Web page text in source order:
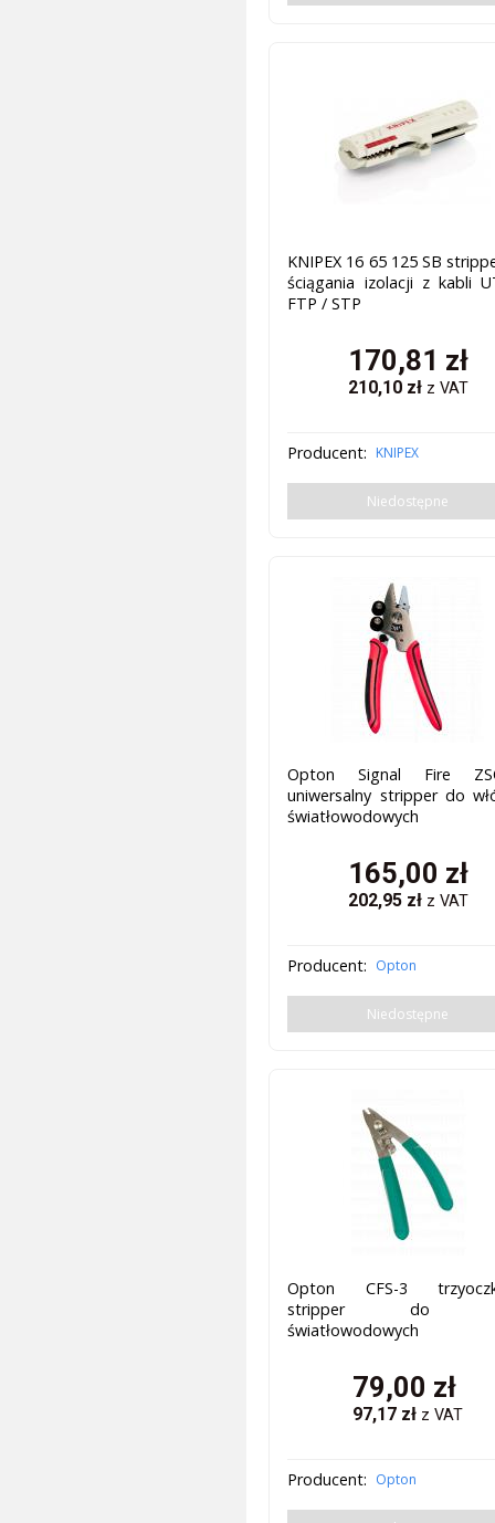
KNIPEX 16 65 125 SB
ściągania izolacji z kabli
FTP / STP
170,81 zł
210,10zł z VAT
Producent: KNIPEX
Niedostępne
Opton Signal Fire
uniwersalny stripper do
światłowodowych
165,00 zł
202,95zł z VAT
Producent: Opton
Niedostępne
Opton CFS-3
stripper do
światłowodowych
79,00 zł
97,17 zł z VAT
Producent: Opton